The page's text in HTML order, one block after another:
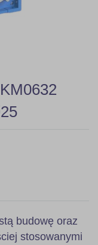
budowę oraz
stosowanymi